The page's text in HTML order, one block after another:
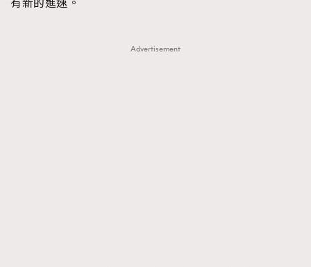
有新的進速。
Advertisement